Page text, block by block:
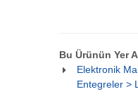
Bu Ürünün Yer
Elektronik
Entegreler >